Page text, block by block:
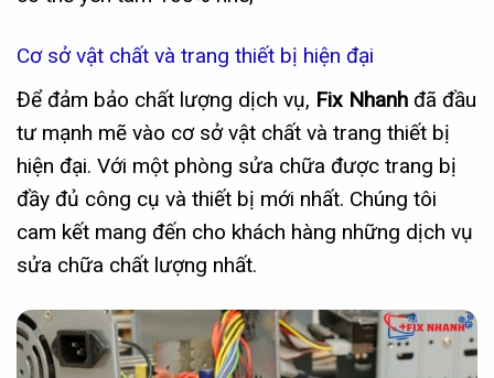
Cơ sở vật chất và trang thiết bị hiện đại
Để đảm bảo chất lượng dịch vụ, Fix Nhanh đã đầu
tư mạnh mẽ vào cơ sở vật chất và trang thiết bị
hiện đại. Với một phòng sửa chữa được trang bị
đầy đủ công cụ và thiết bị mới nhất. Chúng tôi
cam kết mang đến cho khách hàng những dịch vụ
sửa chữa chất lượng nhất.